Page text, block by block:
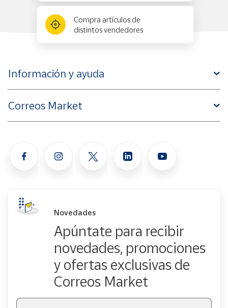
Compra artículos de
distintos vendedores
Información y ayuda
Correos Market
Novedades
Apúntate para recibir
novedades, promociones
y ofertas exclusivas de
Correos Market